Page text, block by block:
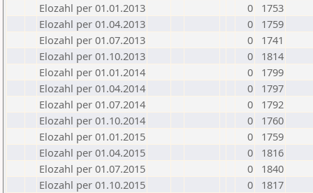
Elozahl per 01.01.2013
0
1753
Elozahl per 01.04.2013
0
1759
Elozahl per 01.07.2013
0
1741
Elozahl per 01.10.2013
0
1814
Elozahl per 01.01.2014
0
1799
Elozahl per 01.04.2014
0
1797
Elozahl per 01.07.2014
0
1792
Elozahl per 01.10.2014
0
1760
Elozahl per 01.01.2015
0
1759
Elozahl per 01.04.2015
0
1816
Elozahl per 01.07.2015
0
1840
Elozahl per 01.10.2015
0
1817